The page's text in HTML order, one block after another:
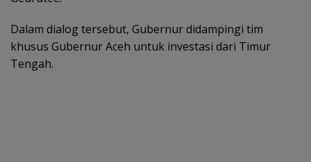
Dalam dialog tersebut, Gubernur didampingi tim
khusus Gubernur Aceh untuk investasi dari Timur
Tengah.